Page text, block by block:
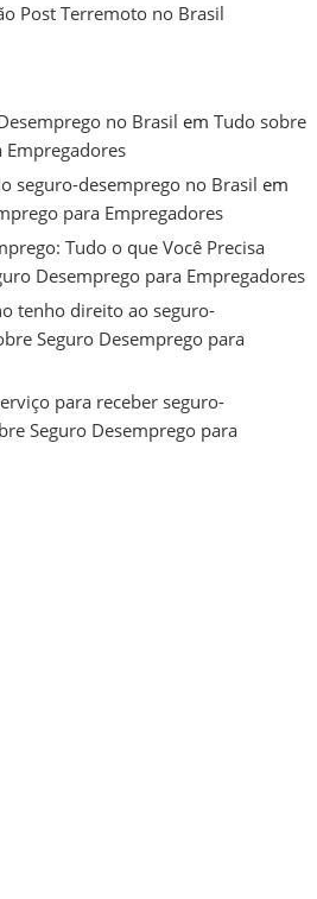
Post Terremoto no Brasil
no Brasil em Tudo sobre
Empregadores
seguro-desemprego no Brasil em
para Empregadores
Tudo o que Você Precisa
Desemprego para Empregadores
tenho direito ao seguro-
Seguro Desemprego para
para receber seguro-
Seguro Desemprego para